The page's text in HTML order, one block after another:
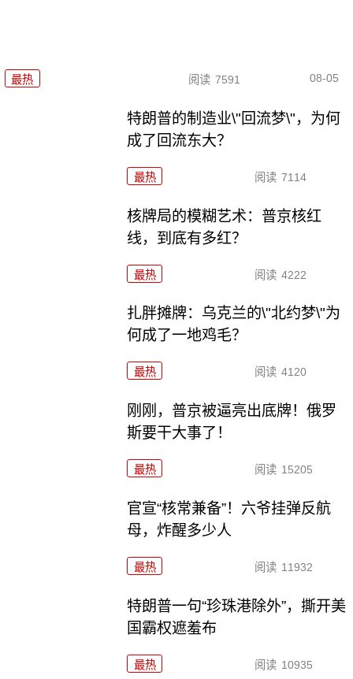
最热 阅读 7591 08-05
特朗普的制造业\"回流梦\"，为何
成了回流东大？
最热 阅读 7114
核牌局的模糊艺术：普京核红
线，到底有多红？
最热 阅读 4222
扎胖摊牌：乌克兰的\"北约梦\"为
何成了一地鸡毛？
最热 阅读 4120
刚刚，普京被逼亮出底牌！俄罗
斯要干大事了！
最热 阅读 15205
官宣“核常兼备”！六爷挂弹反航
母，炸醒多少人
最热 阅读 11932
特朗普一句“珍珠港除外”，撕开美
国霸权遮羞布
最热 阅读 10935